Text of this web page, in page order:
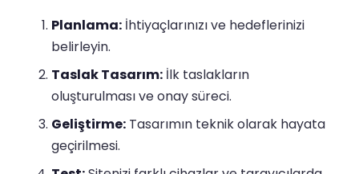
Planlama: İhtiyaçlarınızı ve hedeflerinizi
belirleyin.
Taslak Tasarım: İlk taslakların
oluşturulması ve onay süreci.
Geliştirme: Tasarımın teknik olarak hayata
geçirilmesi.